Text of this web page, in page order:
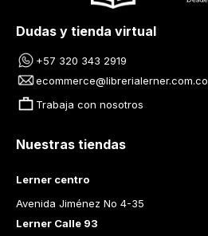
Dudas y tienda virtual
+57 320 343 2919
ecommerce@librerialerner.com.co
Trabaja con nosotros
Nuestras tiendas
Lerner centro
Avenida Jiménez No 4-35
Lerner Calle 93